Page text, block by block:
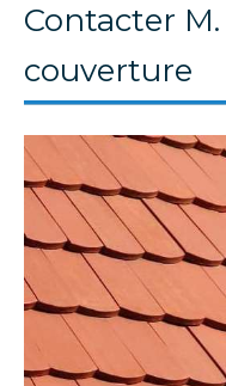
Contacter
couverture